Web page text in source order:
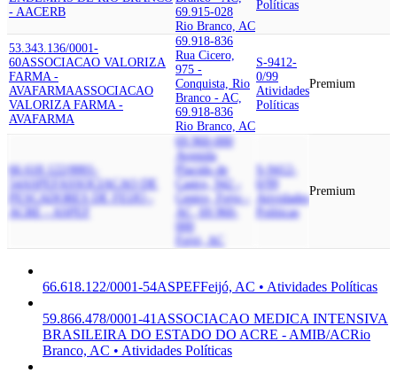
- AACERB
69.915-028
Rio Branco, AC
Políticas
53.343.136/0001-
60ASSOCIACAO VALORIZA
FARMA -
AVAFARMAASSOCIACAO
VALORIZA FARMA -
AVAFARMA
69.918-836
Rua Cicero,
975 -
Conquista, Rio
Branco - AC,
69.918-836
Rio Branco, AC
S-9412-
0/99
Atividades
Políticas
Premium
66.618.122/0001-
54ASPEF
ASSOCIACAO DE
PESCADORES DE FEIJO -
ACRE - ASPEF
69.960-000
Avenida
Placido de
Castro, 942 -
Centro, Feijo -
AC, 69.960-
000
Feijó, AC
S-9412-
Atividades
Políticas
Premium
66.618.122/0001-54ASPEFFeijó, AC • Atividades Políticas
59.866.478/0001-41 ASSOCIACAO MEDICA INTENSIVA
BRASILEIRA DO ESTADO DO ACRE - AMIB/ACRio
Branco, AC • Atividades Políticas